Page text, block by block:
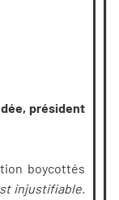
président
boycottés
injustifiable.